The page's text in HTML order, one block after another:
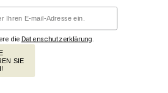
die Datenschutzerklärung
SIE